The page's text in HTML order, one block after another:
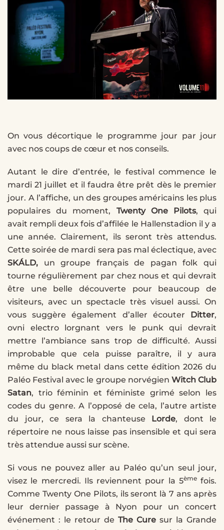
On vous décortique le programme jour par jour
avec nos coups de cœur et nos conseils.
Autant le dire d’entrée, le festival commence le
mardi 21 juillet et il faudra être prêt dès le premier
jour. A l’affiche, un des groupes américains les plus
populaires du moment, Twenty One Pilots, qui
avait rempli deux fois d’affilée le Hallenstadion il y a
une année. Clairement, ils seront très attendus.
Cette soirée de mardi sera pas mal éclectique, avec
SKÁLD, un groupe français de pagan folk qui
tourne régulièrement par chez nous et qui devrait
être une belle découverte pour beaucoup de
visiteurs, avec un spectacle très visuel aussi. On
vous suggère également d’aller écouter Ditter,
ovni electro lorgnant vers le punk qui devrait
mettre l’ambiance sans trop de difficulté. Aussi
improbable que cela puisse paraître, il y aura
même du black metal dans cette édition 2026 du
Paléo Festival avec le groupe norvégien Witch Club
Satan, trio féminin et féministe grimé selon les
codes du genre. A l’opposé de cela, l’autre artiste
du jour, ce sera la chanteuse Lorde, dont le
répertoire ne nous laisse pas insensible et qui sera
très attendue aussi sur scène.
Si vous ne pouvez aller au Paléo qu’un seul jour,
visez le mercredi. Ils reviennent pour la 5èmefois.
Comme Twenty One Pilots, ils seront là 7 ans après
leur dernier passage à Nyon pour un concert
événement : le retour de The Cure sur la Grande